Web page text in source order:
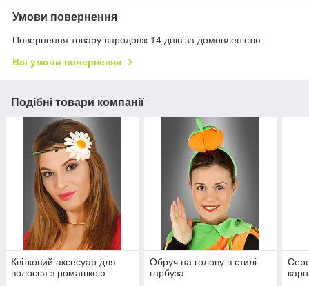
Умови повернення
Повернення товару впродовж 14 днів за домовленістю
Всі умови повернення
Подібні товари компанії
Квітковий аксесуар для
волосся з ромашкою
Обруч на голову в стилі
гарбуза